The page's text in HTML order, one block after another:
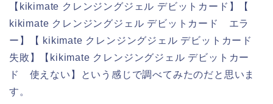
【kikimate クレンジングジェル デビットカード】【
kikimate クレンジングジェル デビットカード エラ
ー】【 kikimate クレンジングジェル デビットカード
失敗】【kikimate クレンジングジェル デビットカー
ド 使えない】という感じで調べてみたのだと思いま
す。